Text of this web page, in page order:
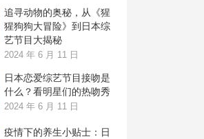
追寻动物的奥秘，从《猩
猩狗狗大冒险》到日本综
艺节目大揭秘
2024 年 6 月 11 日
日本恋爱综艺节目接吻是
什么？看明星们的热吻秀
2024 年 6 月 11 日
疫情下的养生小贴士：日